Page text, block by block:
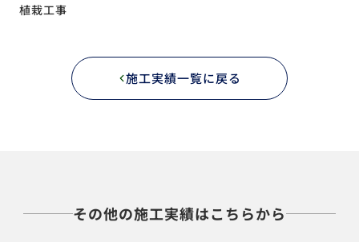
植栽工事
施工実績一覧に戻る
その他の施工実績はこちらから